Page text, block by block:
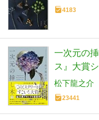
4183
一次元の
ス』大賞
松下龍之介
23441